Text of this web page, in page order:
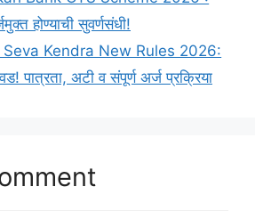
होण्याची सुवर्णसंधी!
Kendra New Rules 2026:
पात्रता, अटी व संपूर्ण अर्ज प्रक्रिया